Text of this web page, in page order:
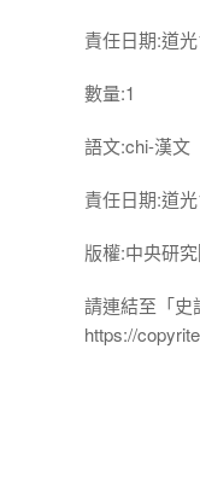
責任日期:道
數量:1
語文:chi-漢文
責任日期:道
版權:中央研
請連結至「史
https://